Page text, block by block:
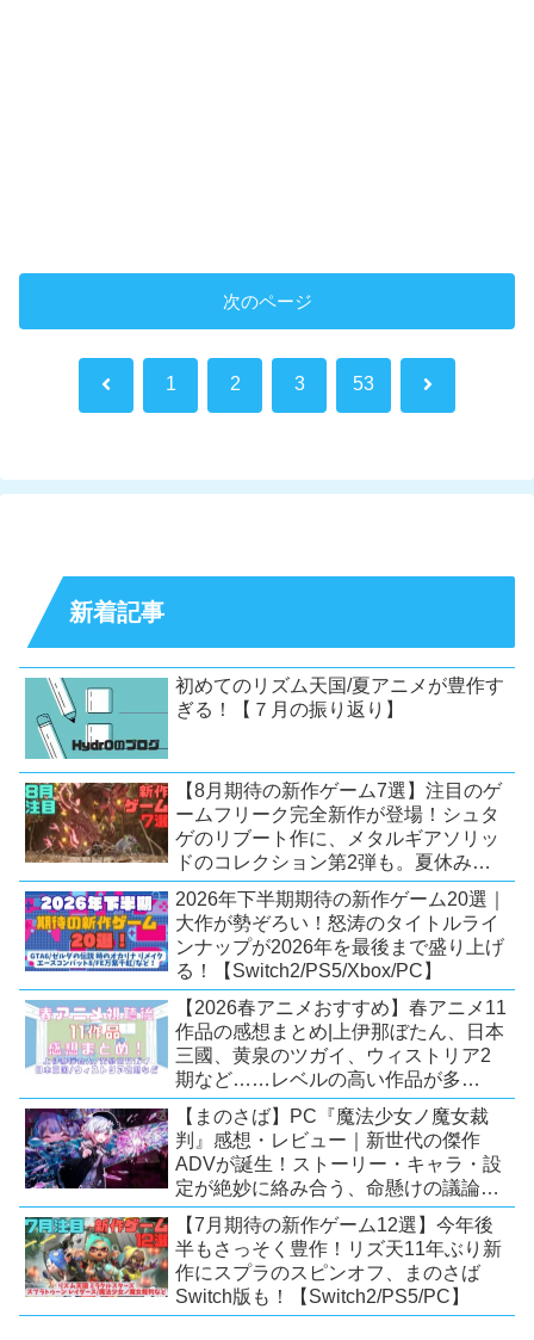
次のページ
前 1 2 3 53 次
新着記事
初めてのリズム天国/夏アニメが豊作す
ぎる！【７月の振り返り】
【8月期待の新作ゲーム7選】注目のゲ
ームフリーク完全新作が登場！シュタ
ゲのリブート作に、メタルギアソリッ
ドのコレクション第2弾も。夏休みを
盛り上げるタイトル大集合！
【Switch2/PS5/PC】
2026年下半期期待の新作ゲーム20選｜
大作が勢ぞろい！怒涛のタイトルライ
ンナップが2026年を最後まで盛り上げ
る！【Switch2/PS5/Xbox/PC】
【2026春アニメおすすめ】春アニメ11
作品の感想まとめ|上伊那ぼたん、日本
三國、黄泉のツガイ、ウィストリア2
期など……レベルの高い作品が多
い！？
【まのさば】PC『魔法少女ノ魔女裁
判』感想・レビュー｜新世代の傑作
ADVが誕生！ストーリー・キャラ・設
定が絶妙に絡み合う、命懸けの議論ミ
ステリー【PC/Switch】
【7月期待の新作ゲーム12選】今年後
半もさっそく豊作！リズ天11年ぶり新
作にスプラのスピンオフ、まのさば
Switch版も！【Switch2/PS5/PC】